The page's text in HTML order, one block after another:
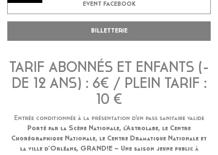
EVENT FACEBOOK
BILLETTERIE
TARIF ABONNÉS ET ENFANTS (-
DE 12 ANS) : 6€ / PLEIN TARIF :
10 €
Entrée conditionnée à la présentation d’un pass sanitaire valide
Porté par la Scène Nationale, l’Astrolabe, le Centre
Chorégraphique Nationale, le Centre Dramatique Nationale et
la ville d’Orléans, GRAND!E – Une saison jeune public à